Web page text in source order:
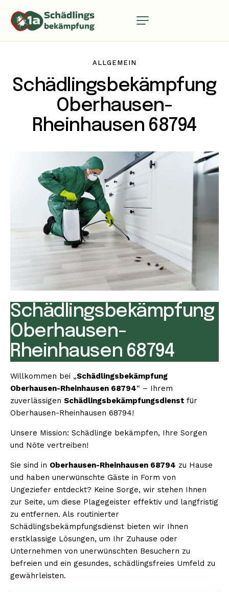
ALLGEMEIN
Schädlingsbekämpfung
Oberhausen-
Rheinhausen 68794
Schädlingsbekämpfung
Oberhausen-
Rheinhausen 68794
Willkommen bei „Schädlingsbekämpfung
Oberhausen-Rheinhausen 68794“ – Ihrem
zuverlässigen Schädlingsbekämpfungsdienst für
Oberhausen-Rheinhausen 68794!
Unsere Mission: Schädlinge bekämpfen, Ihre Sorgen
und Nöte vertreiben!
Sie sind in Oberhausen-Rheinhausen 68794 zu Hause
und haben unerwünschte Gäste in Form von
Ungeziefer entdeckt? Keine Sorge, wir stehen Ihnen
zur Seite, um diese Plagegeister effektiv und langfristig
zu entfernen. Als routinierter
Schädlingsbekämpfungsdienst bieten wir Ihnen
erstklassige Lösungen, um Ihr Zuhause oder
Unternehmen von unerwünschten Besuchern zu
befreien und ein gesundes, schädlingsfreies Umfeld zu
gewährleisten.